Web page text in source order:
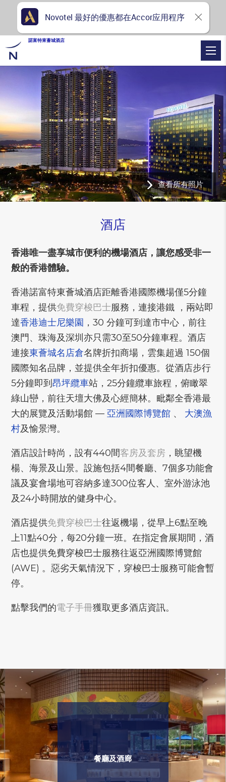
查看所有照片
酒店
香港唯一盡享城市便利的機場酒店，讓您感受非一
般的香港體驗。
香港諾富特東薈城酒店距離香港國際機場僅5分鐘
車程，提供免費穿梭巴士服務，連接港鐵 ，兩站即
達香港迪士尼樂園 ，30 分鐘可到達市中心，前往
澳門、珠海及深圳亦只需30至50分鐘車程。酒店
連接東薈城名店倉名牌折扣商場，雲集超過 150個
國際知名品牌，並提供全年折扣優惠。從酒店步行
5分鐘即到昂坪纜車站，25分鐘纜車旅程，俯瞰翠
綠山巒，前往天壇大佛及心經簡林。毗鄰全香港最
大的展覽及活動場館 —亞洲國際博覽館 、 大澳漁
村及愉景灣。
酒店設計時尚，設有440間客房及套房 ，眺望機
楊、海景及山景。設施包括4間餐廳、7個多功能會
議及宴會場地可容納多達300位客人、室外游泳池
及24小時開放的健身中心。
酒店提供免費穿梭巴士往返機場，從早上6點至晚
上11點40分，每20分鐘一班。在指定會展期間，酒
店也提供免費穿梭巴士服務往返亞洲國際博覽館
(AWE) 。惡劣天氣情況下，穿梭巴士服務可能會暫
停。
點擊我們的電子手冊獲取更多酒店資訊。
餐廳及酒廊
諾富特東薈城酒店
Novotel 最好的優惠都在Accor应用程序